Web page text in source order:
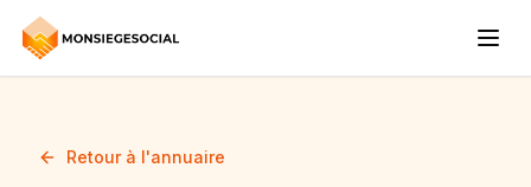
Retour à l'annuaire